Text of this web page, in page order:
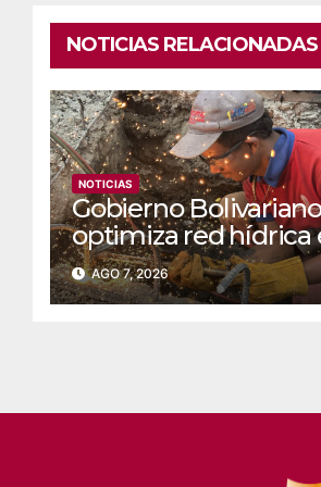
NOTICIAS RELACIONADAS
NOTICIAS
Gobierno
optimiza red hídrica
el sector La Majada
AGO 7, 2026